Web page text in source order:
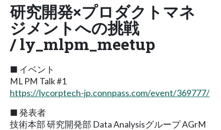
研究開発×プロダクトマネ
ジメントへの挑戦
/ ly_mlpm_meetup
■ イベント
ML PM Talk #1
https://lycorptech-jp.connpass.com/event/369777/
■ 発表者
技術本部 研究開発部 Data Analysisグループ AGrM